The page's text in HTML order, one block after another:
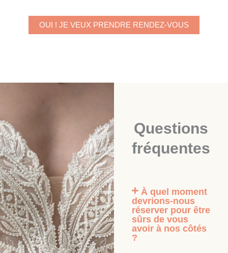
OUI ! JE VEUX PRENDRE RENDEZ-VOUS
Questions
fréquentes
À quel moment
devrions-nous
réserver pour être
sûrs de vous
avoir à nos côtés
?